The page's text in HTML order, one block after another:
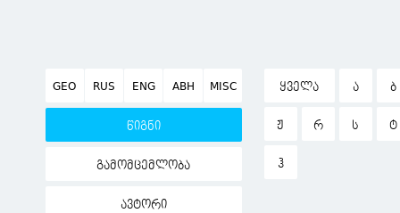
GEO RUS ENG ABH MISC
წიგნი
გამომცემლობა
ავტორი
ᲧᲕᲔᲚᲐ Ა Ბ
Ჟ Რ Ს Ტ
Ჰ